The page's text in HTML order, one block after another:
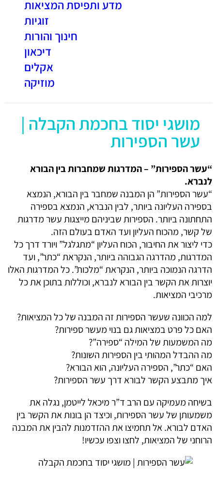
מדע ותפיסת המציאות
זוגיות
חינוך והורות
דיכאון
אקלים
מוזיקה
מושגי יסוד בחכמת הקבלה |
עשר הספירות
“עשר הספירות” – המדרגות שמחברות בין הבורא
לנברא.
“עשר הספירות” הן המבנה שמחבר בין הבורא, הנמצא
בספירה העליונה ביותר, לבין הנברא, הנמצא בספירה
התחתונה ביותר. הספירות שביניהם מייצגות עשר מדרגות
של קשר, מהכוח העליון ועד האדם בעולם הזה.
כדי ליצור את החיבור, הכוח העליון “מתגלגל” ויורד דרך כל
המדרגות, מהדרגה הגבוהה ביותר, הנקראת “כתר”, ועד
הדרגה הנמוכה ביותר, הנקראת “מלכות”. כל המדרגות האלו
יוצרות את הקשר בין הבורא לנברא, וכוללות בתוכן את כל
מרכיבי המציאות.
למה הכוונה שעשר הספירות זה המבנה של כל המציאות?
האם כל פרט במציאות גם בנוי מעשר ספירות?
מה המשמעות של המילה “ספירה”?
מה ההבדל המהותי בין הספירות השונות?
האם “כתר”, הספירה העליונה, הוא הבורא?
איך מתבצע הקשר לבורא דרך עשר הספירות?
בשיחה מעמיקה עם הרב ד”ר מיכאל לייטמן, נגלה את
משמעותן של עשר הספירות, וכיצד הן בונות את הקשר בין
האדם לבורא. אל תחמיצו את ההזדמנות להבין את המבנה
הרוחני של המציאות, לחצו וצפו עכשיו!